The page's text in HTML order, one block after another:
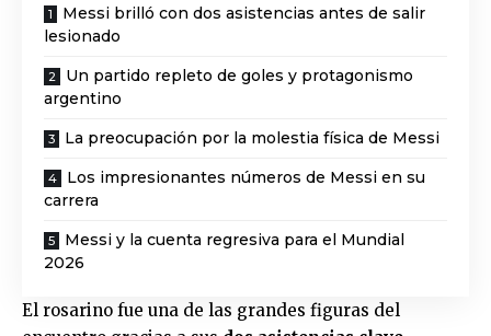
Messi brilló con dos asistencias antes de salir
lesionado
Un partido repleto de goles y protagonismo
argentino
La preocupación por la molestia física de Messi
Los impresionantes números de Messi en su
carrera
Messi y la cuenta regresiva para el Mundial
2026
El rosarino fue una de las grandes figuras del